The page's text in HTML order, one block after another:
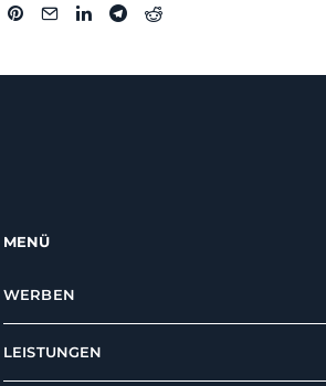
MENÜ
WERBEN
LEISTUNGEN